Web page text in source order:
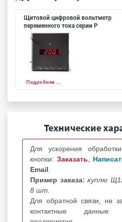
Щитовой цифровой вольтметр
переменного тока серии P
Подробнее ...
Технические
Для ускорения
кнопки: Заказать
Email
Пример заказа: куплю
8 шт.
Для обратной связи, не
контактные данные